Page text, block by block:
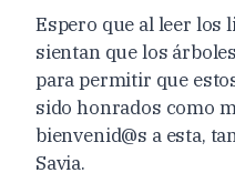
Espero que al leer los
sientan que los
para permitir que
sido honrados como
bienvenid@s a esta,
Savia.